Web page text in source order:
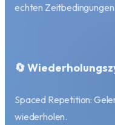
echten
🔄
Spaced Repetition:
wiederholen.